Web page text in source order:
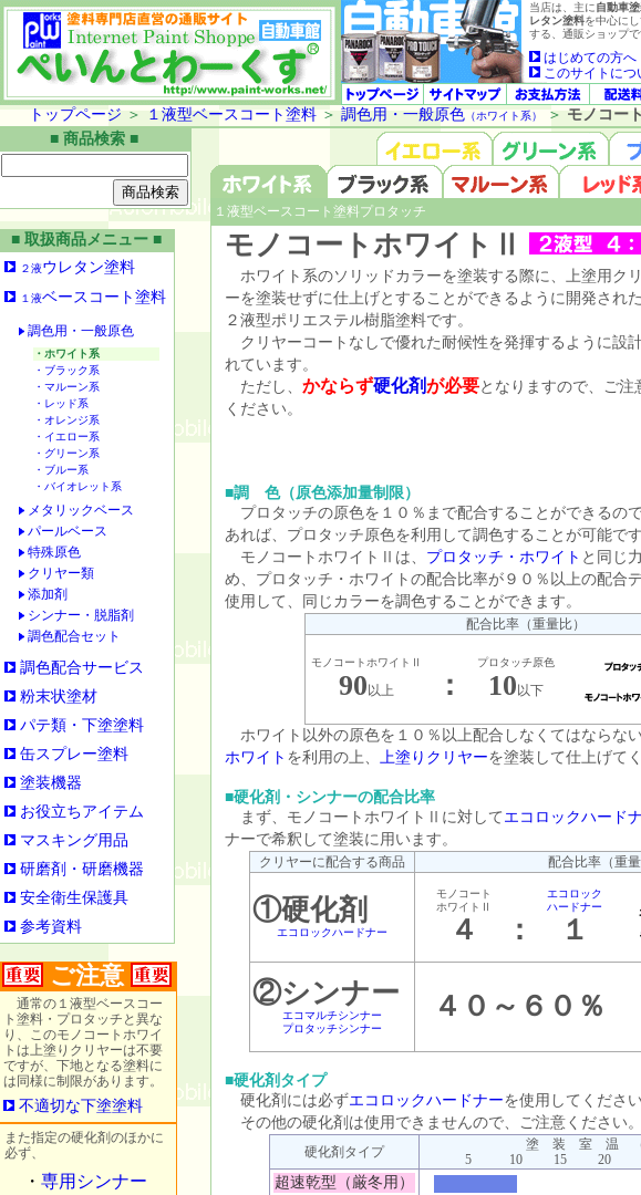
当店は、主に自動車
レタン塗料を中心に
する、通販ショップで
はじめての方へ
このサイトにつ
トップページ ＞ １液型ベースコート塗料＞ 調色用・一般原色（ホワイト系） ＞ モノコー
■ 商品検索 ■
■ 取扱商品メニュー ■
２液ウレタン塗料
１液ベースコート塗料
調色用・一般原色
・ホワイト系
・ブラック系
・マルーン系
・レッド系
・オレンジ系
・イエロー系
・グリーン系
・ブルー系
・バイオレット系
メタリックベース
パールベース
特殊原色
クリヤー類
添加剤
シンナー・脱脂剤
調色配合セット
調色配合サービス
粉末状塗材
パテ類・下塗塗料
缶スプレー塗料
塗装機器
お役立ちアイテム
マスキング用品
研磨剤・研磨機器
安全衛生保護具
参考資料
ご注意
通常の１液型ベースコー
ト塗料・プロタッチと異な
り、このモノコートホワイ
トは上塗りクリヤーは不要
ですが、下地となる塗料に
は同様に制限があります。
不適切な下塗塗料
また指定の硬化剤のほかに
必ず、
・ 専用シンナー
１液型ベースコート塗料プロタッチ
モノコートホワイトⅡ
ホワイト系のソリッドカラーを塗装する際に、上塗用ク
ーを塗装せずに仕上げとすることができるように開発された
２液型ポリエステル樹脂塗料です。
クリヤーコートなしで優れた耐候性を発揮するように設
れています。
ただし、 かならず硬化剤が必要となりますので、ご注
ください。
■調 色（原色添加量制限）
プロタッチの原色を１０％まで配合することができるの
あれば、プロタッチ原色を利用して調色することが可能です
モノコートホワイトⅡは、 プロタッチ・ホワイト と同じ
め、プロタッチ・ホワイトの配合比率が９０％以上の配合
使用して、同じカラーを調色することができます。
配合比率（重量比）
モノコートホワイトⅡ プロタッチ原色
90 以上 ： 10 以下
ホワイト以外の原色を１０％以上配合しなくてはならな
ホワイト を利用の上、 上塗りクリヤーを塗装して仕上げてく
■硬化剤・シンナーの配合比率
まず、モノコートホワイトⅡに対して エコロックハード
ナーで希釈して塗装に用います。
クリヤーに配合する商品 配合比率（重量
①硬化剤
エコロックハードナー
モノコート
ホワイトⅡ
エコロック
ハードナー
４ ：
１
②シンナー
エコマルチシンナー
プロタッチシンナー
４０～６０％
■硬化剤タイプ
硬化剤には必ずエコロックハードナーを使用してください
その他の硬化剤は使用できませんので、ご注意ください。
硬化剤タイプ
塗 装 室 温 （
5
10 15 20
超速乾型（厳冬用）